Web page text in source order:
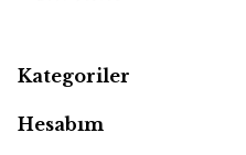
Kategoriler
Hesabım